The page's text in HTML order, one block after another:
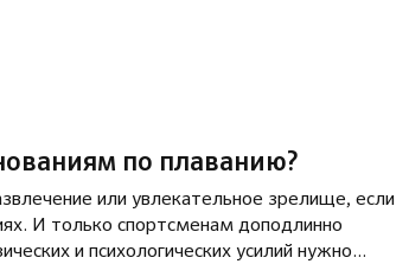
по плаванию?
или увлекательное зрелище, если
И только спортсменам доподлинно
и психологических усилий нужно